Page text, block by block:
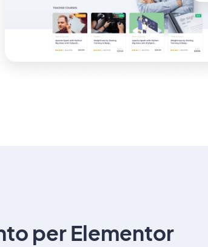
per Elementor